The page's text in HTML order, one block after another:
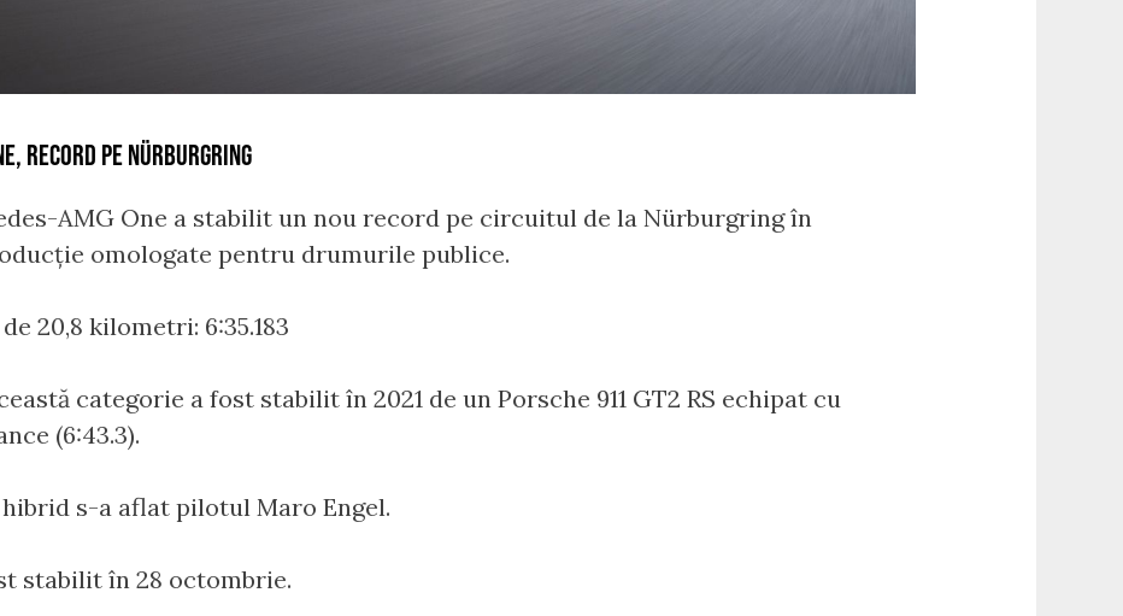
RECORD PE NÜRBURGRING
AMG One a stabilit un nou record pe circuitul de la Nürburgring în
omologate pentru drumurile publice.
20,8 kilometri: 6:35.183
categorie a fost stabilit în 2021 de un Porsche 911 GT2 RS echipat cu
(6:43.3).
s-a aflat pilotul Maro Engel.
stabilit în 28 octombrie.